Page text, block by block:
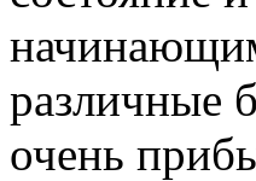
различные
очень